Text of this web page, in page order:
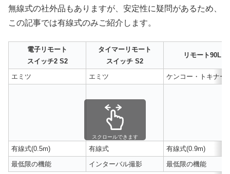
無線式の社外品もありますが、安定性に疑問があるため、
この記事では有線式のみご紹介します。
電子リモート
スイッチ2 S2
タイマーリモート
スイッチ S2
リモート90L
エミツ エミツ ケンコー・トキナー
有線式(0.5m) 有線式
有線式(0.9m)
最低限の機能
インターバル撮影 最低限の機能
スクロールできます